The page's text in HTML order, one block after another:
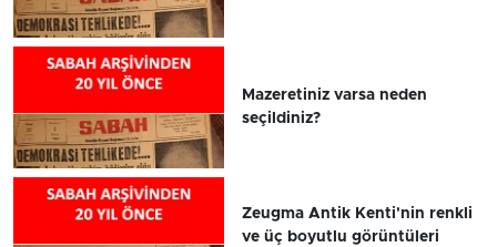
Mazeretiniz varsa neden
seçildiniz?
Zeugma Antik Kenti'nin renkli
ve üç boyutlu görüntüleri